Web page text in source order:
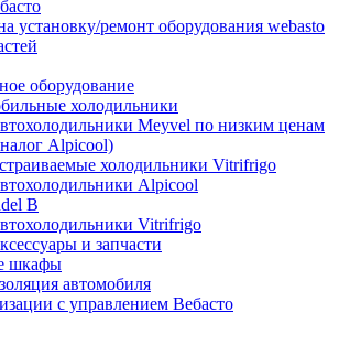
установку/ремонт оборудования webasto
оборудование
холодильники
Meyvel по низким ценам
Alpicool)
холодильники Vitrifrigo
Alpicool
B
Vitrifrigo
и запчасти
шкафы
автомобиля
с управлением Вебасто